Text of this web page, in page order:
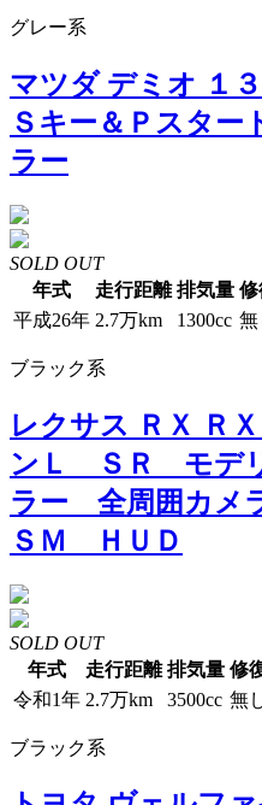
グレー系
マツダ デミオ １
Ｓキー＆Ｐスタ
ラー
SOLD OUT
年式
走行距離 排気量 修
平成26年 2.7万km 1300cc 無
ブラック系
レクサス ＲＸ Ｒ
ンＬ ＳＲ モデ
ラー 全周囲カ
ＳＭ ＨＵＤ
SOLD OUT
年式
走行距離 排気量 修
令和1年 2.7万km 3500cc 無
ブラック系